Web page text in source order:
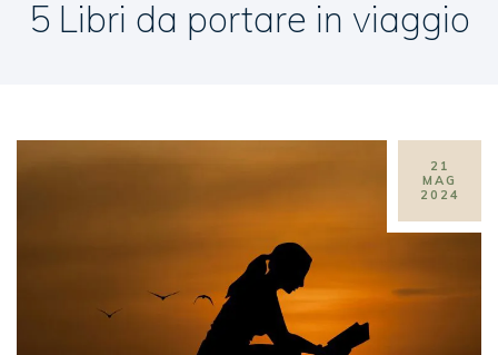
5 Libri da portare in viaggio
21
MAG
2024